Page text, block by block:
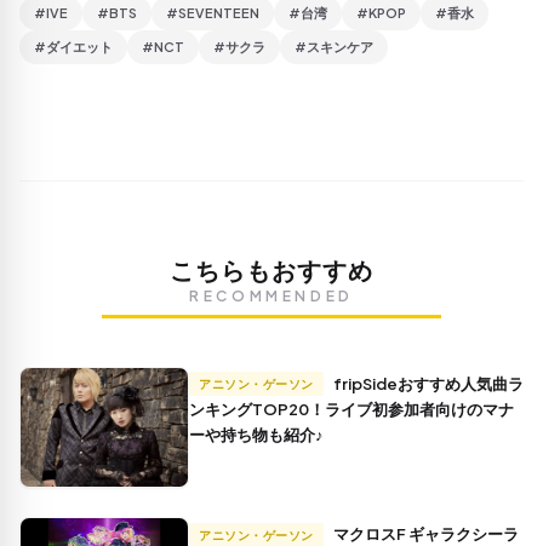
#IVE #BTS #SEVENTEEN #台湾 #KPOP #香水
#ダイエット #NCT #サクラ #スキンケア
こちらもおすすめ
RECOMMENDED
アニソン・ゲーソン
ンキングTOP20！ライブ初参加者向けのマナ
ーや持ち物も紹介♪
アニソン・ゲーソン